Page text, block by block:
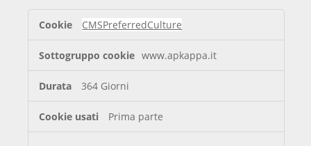
strettamenteCMSPreferredCulture
www.apkappa.it
364 Giorni
Prima parte